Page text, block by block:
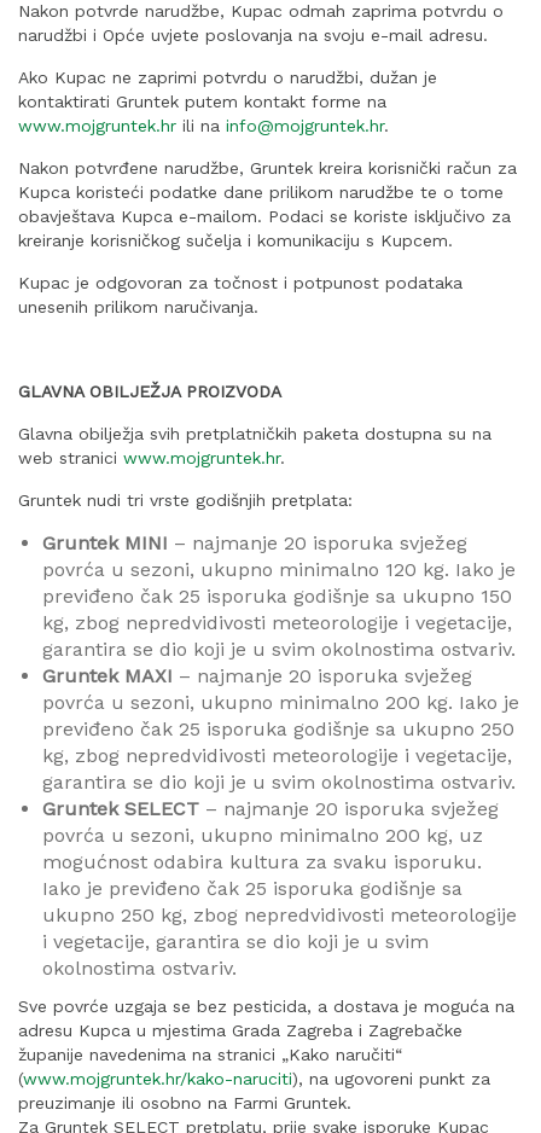
Nakon potvrde narudžbe, Kupac odmah zaprima potvrdu o
narudžbi i Opće uvjete poslovanja na svoju e-mail adresu.
Ako Kupac ne zaprimi potvrdu o narudžbi, dužan je
kontaktirati Gruntek putem kontakt forme na
www.mojgruntek.hr ili na info@mojgruntek.hr.
Nakon potvrđene narudžbe, Gruntek kreira korisnički račun za
Kupca koristeći podatke dane prilikom narudžbe te o tome
obavještava Kupca e-mailom. Podaci se koriste isključivo za
kreiranje korisničkog sučelja i komunikaciju s Kupcem.
Kupac je odgovoran za točnost i potpunost podataka
unesenih prilikom naručivanja.
GLAVNA OBILJEŽJA PROIZVODA
Glavna obilježja svih pretplatničkih paketa dostupna su na
web stranici www.mojgruntek.hr.
Gruntek nudi tri vrste godišnjih pretplata:
Gruntek MINI – najmanje 20 isporuka svježeg
povrća u sezoni, ukupno minimalno 120 kg. Iako je
previđeno čak 25 isporuka godišnje sa ukupno 150
kg, zbog nepredvidivosti meteorologije i vegetacije,
garantira se dio koji je u svim okolnostima ostvariv.
Gruntek MAXI – najmanje 20 isporuka svježeg
povrća u sezoni, ukupno minimalno 200 kg. Iako je
previđeno čak 25 isporuka godišnje sa ukupno 250
kg, zbog nepredvidivosti meteorologije i vegetacije,
garantira se dio koji je u svim okolnostima ostvariv.
Gruntek SELECT – najmanje 20 isporuka svježeg
povrća u sezoni, ukupno minimalno 200 kg, uz
mogućnost odabira kultura za svaku isporuku.
Iako je previđeno čak 25 isporuka godišnje sa
ukupno 250 kg, zbog nepredvidivosti meteorologije
i vegetacije, garantira se dio koji je u svim
okolnostima ostvariv.
Sve povrće uzgaja se bez pesticida, a dostava je moguća na
adresu Kupca u mjestima Grada Zagreba i Zagrebačke
županije navedenima na stranici „Kako naručiti“
(www.mojgruntek.hr/kako-naruciti), na ugovoreni punkt za
preuzimanje ili osobno na Farmi Gruntek.
Za Gruntek SELECT pretplatu, prije svake isporuke Kupac